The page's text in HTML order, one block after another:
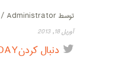
توسط / Administrator
آوریل 18, 2013
دنبال کردنDAY